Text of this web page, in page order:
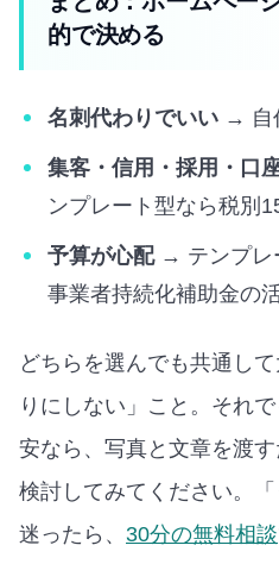
的で決める
名刺代わりでいい → 自
集客・信用・採用・口
ンプレート型なら税別
予算が心配→ テンプレ
事業者持続化補助金の
どちらを選んでも共通し
りにしない」こと。それ
安なら、写真と文章を渡
検討してみてください。
迷ったら、 30分の無料相談